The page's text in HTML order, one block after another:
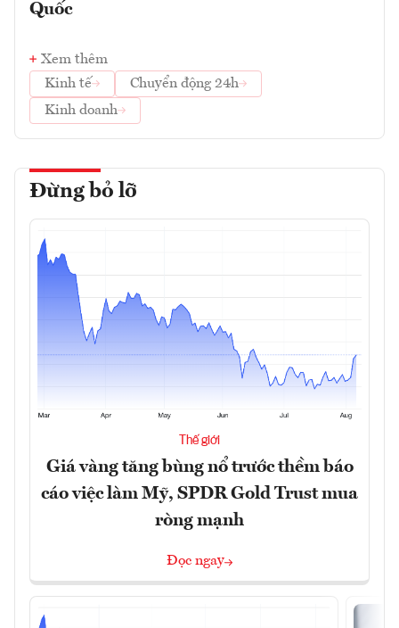
Quốc
Xem thêm
Kinh tế
Chuyển động 24h
Kinh doanh
Đừng bỏ lỡ
Thế giới
Giá vàng tăng bùng nổ trước thềm báo
cáo việc làm Mỹ, SPDR Gold Trust mua
ròng mạnh
Đọc ngay